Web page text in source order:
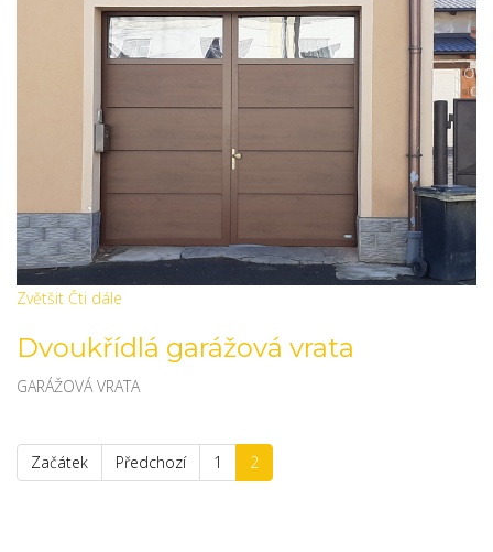
Zvětšit Čti dále
Dvoukřídlá garážová vrata
GARÁŽOVÁ VRATA
Začátek Předchozí 1 2